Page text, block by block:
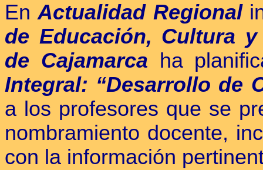
EnActualidad Regional
de Educación, Cultura
de Cajamarca ha
Integral: “Desarrollo de
a los profesores que se
nombramiento docente,
con la información